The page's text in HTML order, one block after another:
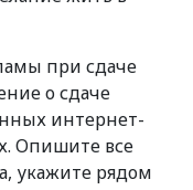
при сдаче
о сдаче
интернет-
Опишите все
укажите рядом